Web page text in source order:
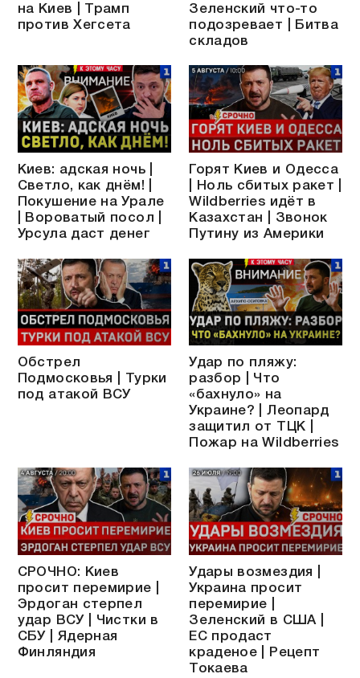
на Киев | Трамп
против Хегсета
Зеленский что-то
подозревает | Битва
складов
Киев: адская ночь |
Светло, как днём! |
Покушение на Урале
| Вороватый посол |
Урсула даст денег
Горят Киев и Одесса
| Ноль сбитых ракет |
Wildberries идёт в
Казахстан | Звонок
Путину из Америки
Обстрел
Подмосковья | Турки
под атакой ВСУ
Удар по пляжу:
разбор | Что
«бахнуло» на
Украине? | Леопард
защитил от ТЦК |
Пожар на Wildberries
СРОЧНО: Киев
просит перемирие |
Эрдоган стерпел
удар ВСУ | Чистки в
СБУ | Ядерная
Финляндия
Удары возмездия |
Украина просит
перемирие |
Зеленский в США |
ЕС продаст
краденое | Рецепт
Токаева